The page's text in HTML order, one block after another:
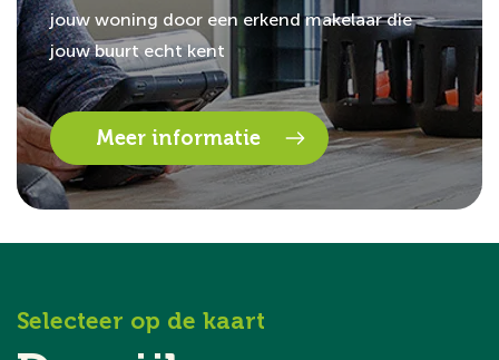
jouw woning door een erkend makelaar die
jouw buurt echt kent
Meer informatie
Selecteer op de kaart